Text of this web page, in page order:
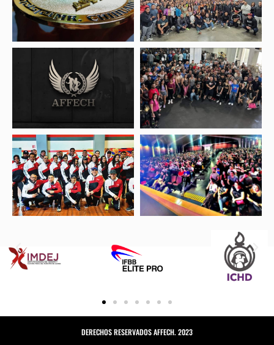
DERECHOS RESERVADOS AFFECH. 2023